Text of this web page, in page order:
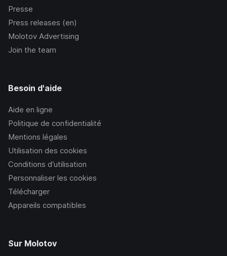
Presse
Press releases (en)
Molotov Advertising
Join the team
Besoin d'aide
Aide en ligne
Politique de confidentialité
Mentions légales
Utilisation des cookies
Conditions d’utilisation
Personnaliser les cookies
Télécharger
Appareils compatibles
Sur Molotov